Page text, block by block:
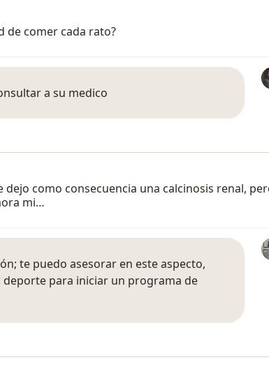
de comer cada rato?
a su medico
como consecuencia una calcinosis renal,
mi…
te puedo asesorar en este aspecto,
para iniciar un programa de